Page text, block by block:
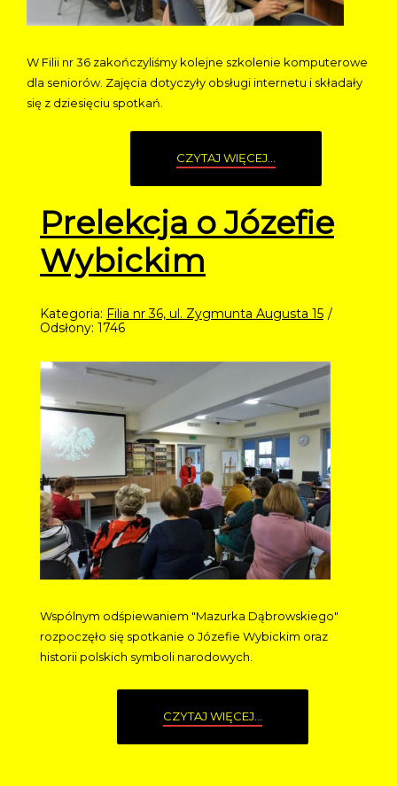
W Filii nr 36 zakończyliśmy kolejne szkolenie komputerowe
dla seniorów. Zajęcia dotyczyły obsługi internetu i składały
się z dziesięciu spotkań.
CZYTAJ WIĘCEJ...
Prelekcja o Józefie
Wybickim
Kategoria: Filia nr 36, ul. Zygmunta Augusta 15
Odsłony: 1746
Wspólnym odśpiewaniem "Mazurka Dąbrowskiego"
rozpoczęło się spotkanie o Józefie Wybickim oraz
historii polskich symboli narodowych.
CZYTAJ WIĘCEJ...